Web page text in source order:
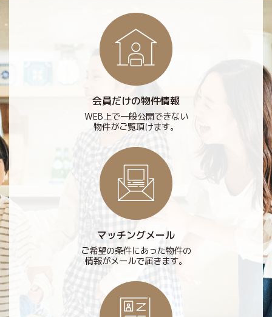
会員だけの物件情報
WEB上で一般公開できない
物件がご覧頂けます。
マッチングメール
ご希望の条件にあった物件の
情報がメールで届きます。